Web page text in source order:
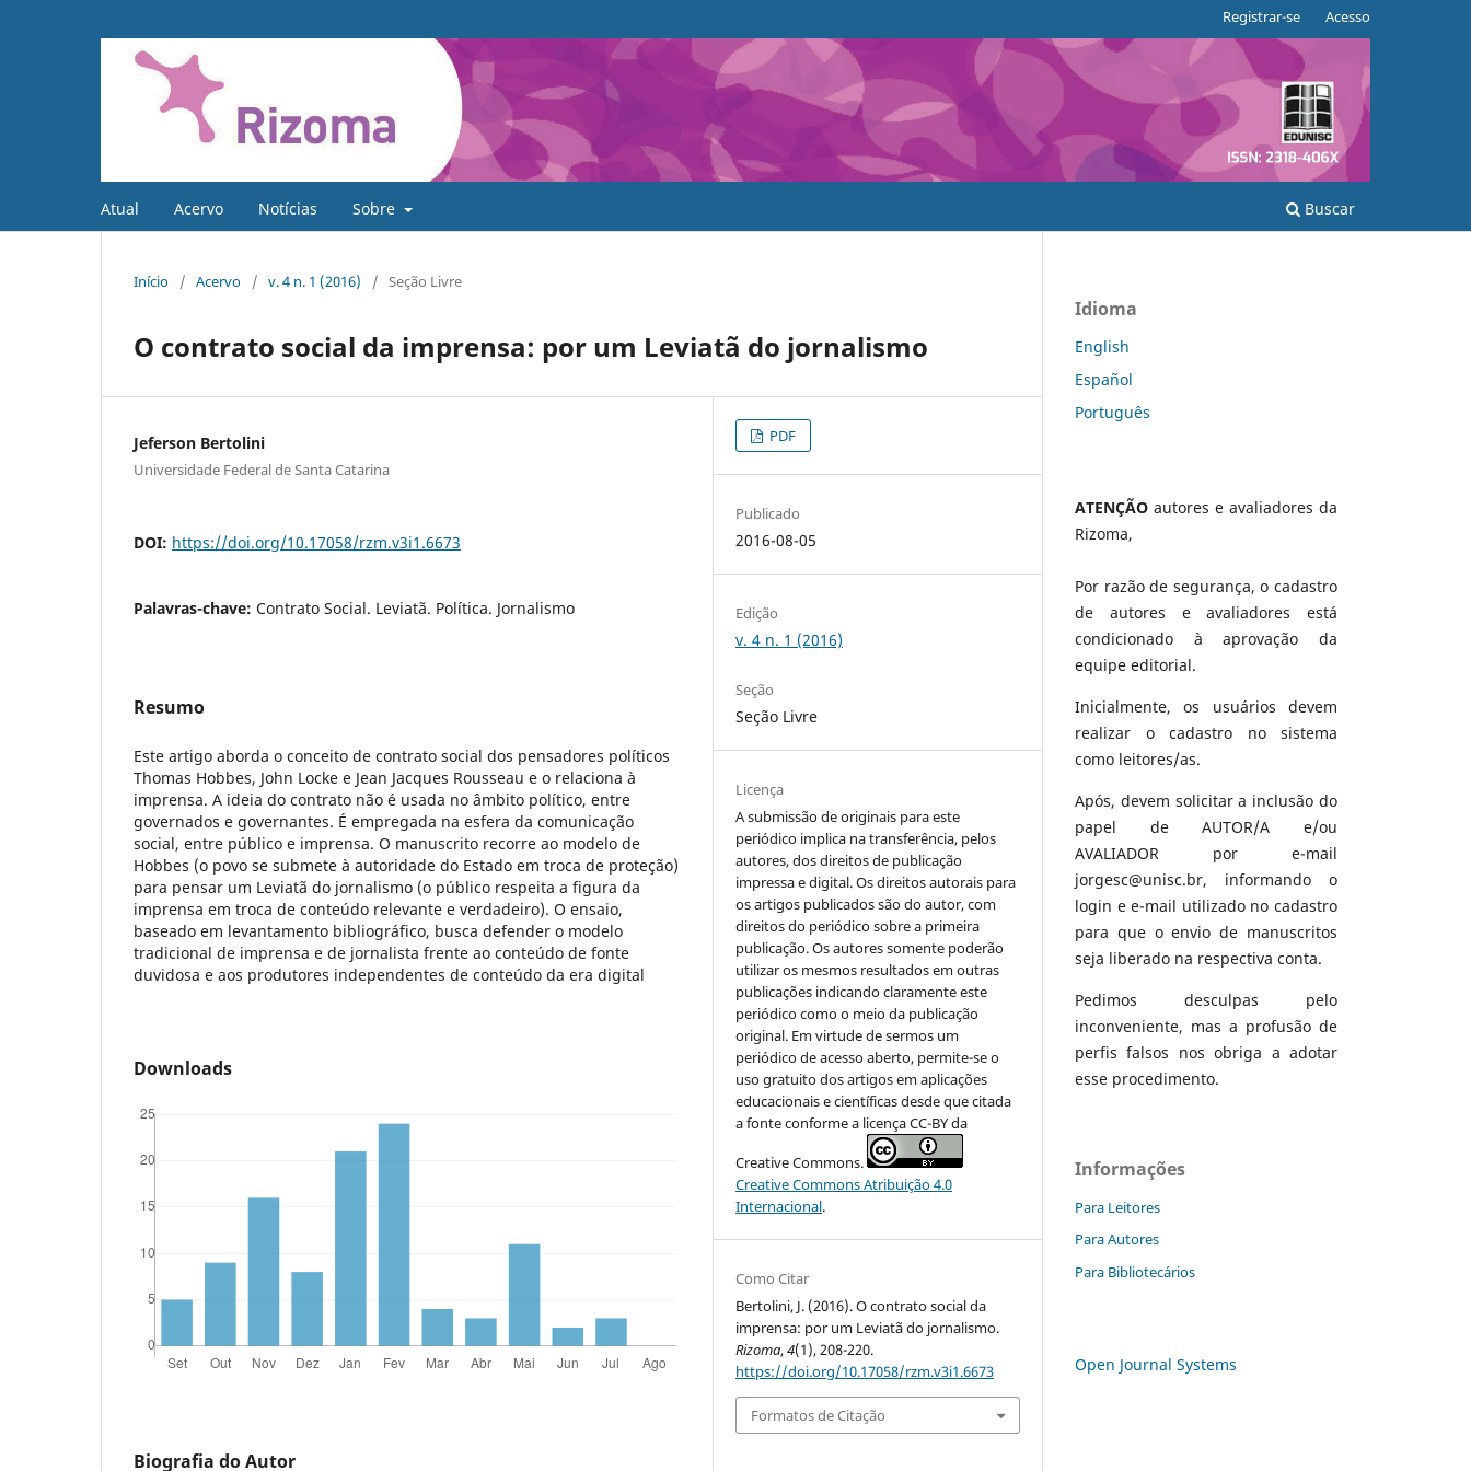
Atual Acervo Notícias Sobre Buscar
Registrar-se Acesso
Início / Acervo / v. 4 n. 1 (2016) / Seção Livre
O contrato social da imprensa: por um Leviatã do jornalismo
Jeferson Bertolini
Universidade Federal de Santa Catarina
DOI: https://doi.org/10.17058/rzm.v3i1.6673
Palavras-chave: Contrato Social. Leviatã. Política. Jornalismo
Resumo
Este artigo aborda o conceito de contrato social dos pensadores políticos
Thomas Hobbes, John Locke e Jean Jacques Rousseau e o relaciona à
imprensa. A ideia do contrato não é usada no âmbito político, entre
governados e governantes. É empregada na esfera da comunicação
social, entre público e imprensa. O manuscrito recorre ao modelo de
Hobbes (o povo se submete à autoridade do Estado em troca de proteção)
para pensar um Leviatã do jornalismo (o público respeita a figura da
imprensa em troca de conteúdo relevante e verdadeiro). O ensaio,
baseado em levantamento bibliográfico, busca defender o modelo
tradicional de imprensa e de jornalista frente ao conteúdo de fonte
duvidosa e aos produtores independentes de conteúdo da era digital
Downloads
Biografia do Autor
PDF
Publicado
2016-08-05
Edição
v. 4 n. 1 (2016)
Seção
Seção Livre
Licença
A submissão de originais para este
periódico implica na transferência, pelos
autores, dos direitos de publicação
impressa e digital. Os direitos autorais para
os artigos publicados são do autor, com
direitos do periódico sobre a primeira
publicação. Os autores somente poderão
utilizar os mesmos resultados em outras
publicações indicando claramente este
periódico como o meio da publicação
original. Em virtude de sermos um
periódico de acesso aberto, permite-se o
uso gratuito dos artigos em aplicações
educacionais e científicas desde que citada
a fonte conforme a licença CC-BY da
Creative Commons.
Creative Commons Atribuição 4.0
Internacional.
Como Citar
Bertolini, J. (2016). O contrato social da
imprensa: por um Leviatã do jornalismo.
Rizoma,4(1), 208-220.
https://doi.org/10.17058/rzm.v3i1.6673
Formatos de Citação
Idioma
English
Español
Português
ATENÇÃO autores e avaliadores da
Rizoma,
Por razão de segurança, o cadastro
de autores e avaliadores está
condicionado à aprovação da
equipe editorial.
Inicialmente, os usuários devem
realizar o cadastro no sistema
como leitores/as.
Após, devem solicitar a inclusão do
papel de AUTOR/A e/ou
AVALIADOR por e-mail
jorgesc@unisc.br, informando o
login e e-mail utilizado no cadastro
para que o envio de manuscritos
seja liberado na respectiva conta.
Pedimos desculpas pelo
inconveniente, mas a profusão de
perfis falsos nos obriga a adotar
esse procedimento.
Informações
Para Leitores
Para Autores
Para Bibliotecários
Open Journal Systems